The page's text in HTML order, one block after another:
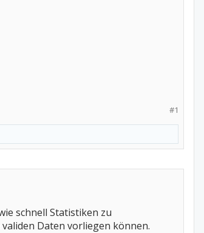
#1
schnell Statistiken zu
Daten vorliegen können.